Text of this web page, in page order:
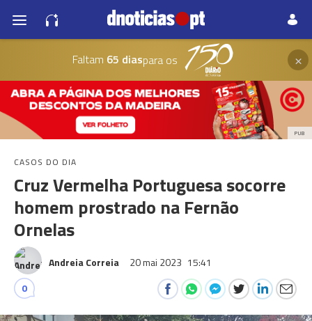
Faltam 65 diaspara os ×
PUB
CASOS DO DIA
Cruz Vermelha Portuguesa socorre
homem prostrado na Fernão
Ornelas
Andreia Correia 20 mai 2023 15:41
0